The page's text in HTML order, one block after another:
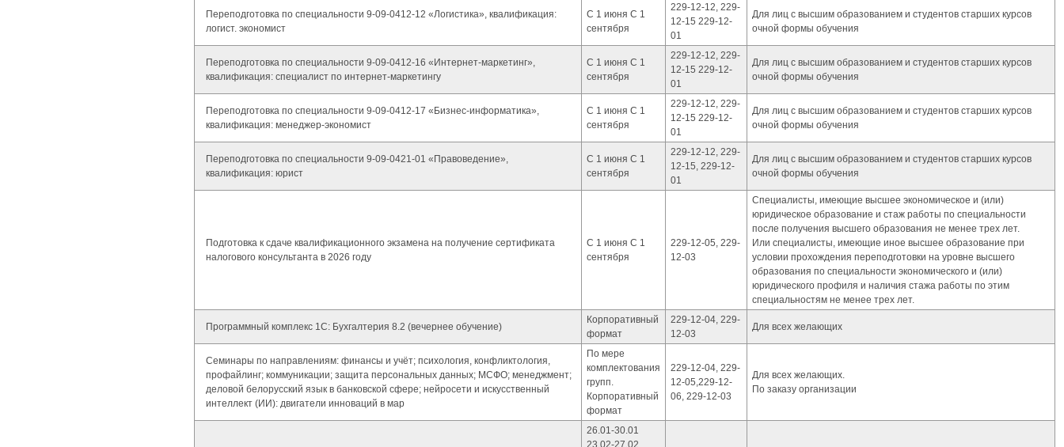
Переподготовка по специальности 9-09-0412-12 «Логистика», квалификация:
логист. экономист
С 1 июня С 1
сентября
229-12-12, 229-
12-15 229-12-
01
Для лиц с высшим образованием и студентов старших курсов
очной формы обучения
Переподготовка по специальности 9-09-0412-16 «Интернет-маркетинг»,
квалификация: специалист по интернет-маркетингу
С 1 июня С 1
сентября
229-12-12, 229-
12-15 229-12-
01
Для лиц с высшим образованием и студентов старших курсов
очной формы обучения
Переподготовка по специальности 9-09-0412-17 «Бизнес-информатика»,
квалификация: менеджер-экономист
С 1 июня С 1
сентября
229-12-12, 229-
12-15 229-12-
01
Для лиц с высшим образованием и студентов старших курсов
очной формы обучения
Переподготовка по специальности 9-09-0421-01 «Правоведение»,
квалификация: юрист
С 1 июня С 1
сентября
229-12-12, 229-
12-15, 229-12-
01
Для лиц с высшим образованием и студентов старших курсов
очной формы обучения
Подготовка к сдаче квалификационного экзамена на получение сертификата
налогового консультанта в 2026 году
С 1 июня С 1
сентября
229-12-05, 229-
12-03
Специалисты, имеющие высшее экономическое и (или)
юридическое образование и стаж работы по специальности
после получения высшего образования не менее трех лет.
Или специалисты, имеющие иное высшее образование при
условии прохождения переподготовки на уровне высшего
образования по специальности экономического и (или)
юридического профиля и наличия стажа работы по этим
специальностям не менее трех лет.
Программный комплекс 1С: Бухгалтерия 8.2 (вечернее обучение)
Корпоративный
формат
229-12-04, 229-
12-03
Для всех желающих
Семинары по направлениям: финансы и учёт; психология, конфликтология,
профайлинг; коммуникации; защита персональных данных; МСФО; менеджмент;
деловой белорусский язык в банковской сфере; нейросети и искусственный
интеллект (ИИ): двигатели инноваций в мар
По мере
комплектования
групп.
Корпоративный
формат
229-12-04, 229-
12-05,229-12-
06, 229-12-03
Для всех желающих.
По заказу организации
26.01-30.01
23.02-27.02